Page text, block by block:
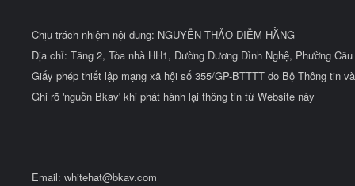
Chịu trách nhiệm nội dung: NGUYỄN THẢO DIỄM HẰNG
Địa chỉ: Tầng 2, Tòa nhà HH1, Đường Dương Đình Nghệ, Phường
Giấy phép thiết lập mạng xã hội số 355/GP-BTTTT do Bộ Thông tin
Ghi rõ 'nguồn Bkav' khi phát hành lại thông tin từ Website này
Email: whitehat@bkav.com